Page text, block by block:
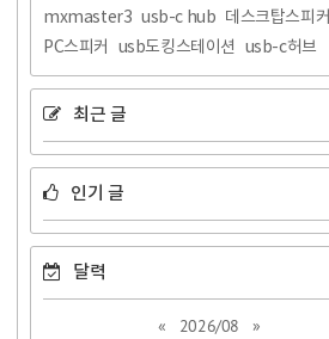
mxmaster3 usb-c hub 데스크탑스피커
PC스피커
usb도킹스테이션 usb-c허브
최근 글
인기 글
달력
« 2026/08 »